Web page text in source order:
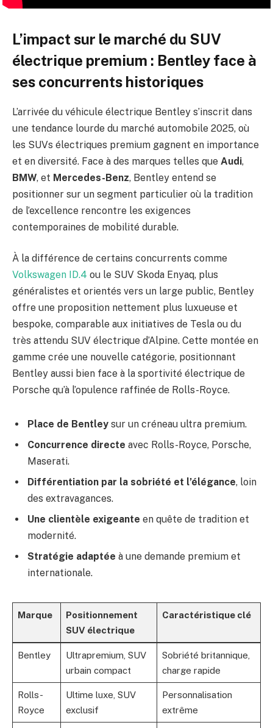
L’impact sur le marché du SUV
électrique premium : Bentley face à
ses concurrents historiques
L’arrivée du véhicule électrique Bentley s’inscrit dans
une tendance lourde du marché automobile 2025, où
les SUVs électriques premium gagnent en importance
et en diversité. Face à des marques telles que Audi,
BMW, et Mercedes-Benz, Bentley entend se
positionner sur un segment particulier où la tradition
de l’excellence rencontre les exigences
contemporaines de mobilité durable.
À la différence de certains concurrents comme
Volkswagen ID.4 ou le SUV Skoda Enyaq, plus
généralistes et orientés vers un large public, Bentley
offre une proposition nettement plus luxueuse et
bespoke, comparable aux initiatives de Tesla ou du
très attendu SUV électrique d’Alpine. Cette montée en
gamme crée une nouvelle catégorie, positionnant
Bentley aussi bien face à la sportivité électrique de
Porsche qu’à l’opulence raffinée de Rolls-Royce.
Place de Bentley sur un créneau ultra premium.
Concurrence directe avec Rolls-Royce, Porsche,
Maserati.
Différentiation par la sobriété et l’élégance, loin
des extravagances.
Une clientèle exigeante en quête de tradition et
modernité.
Stratégie adaptée à une demande premium et
internationale.
Marque
Positionnement
SUV électrique
Caractéristique clé
Bentley
Ultrapremium, SUV
urbain compact
Sobriété britannique,
charge rapide
Rolls-
Royce
Ultime luxe, SUV
exclusif
Personnalisation
extrême